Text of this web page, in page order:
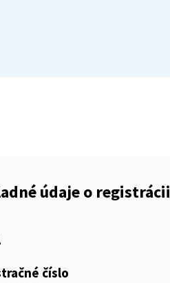
údaje o registrácii
číslo